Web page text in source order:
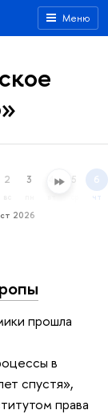
Меню
2026
2 3 4 5 6
чт
прошла
в
спустя»,
права